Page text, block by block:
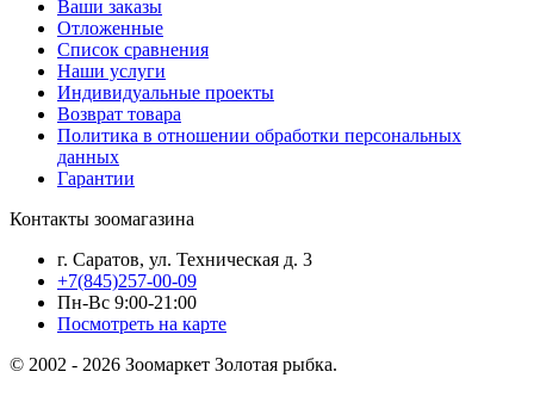
Ваши заказы
Отложенные
Список сравнения
Наши услуги
Индивидуальные проекты
Возврат товара
Политика в отношении обработки персональных
данных
Гарантии
Контакты зоомагазина
г. Саратов, ул. Техническая д. 3
+7(845)257-00-09
Пн-Вс 9:00-21:00
Посмотреть на карте
© 2002 - 2026 Зоомаркет Золотая рыбка.